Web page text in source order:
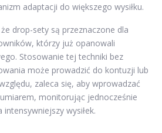
adaptacji do większego wysiłku.
drop-sety są przeznaczone dla
którzy już opanowali
Stosowanie tej techniki bez
może prowadzić do kontuzji lub
zaleca się, aby wprowadzać
monitorując jednocześnie
wysiłek.